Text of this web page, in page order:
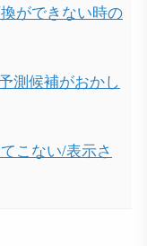
ができない時の
測候補がおかし
こない/表示さ